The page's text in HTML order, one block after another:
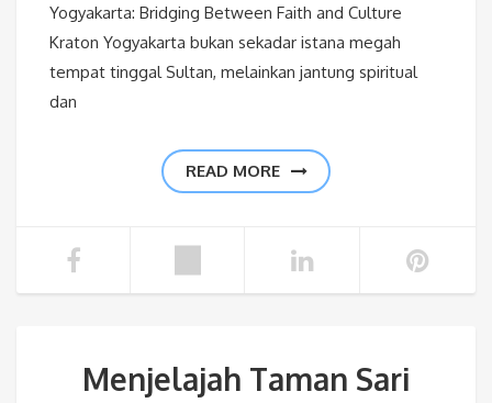
Yogyakarta: Bridging Between Faith and Culture
Kraton Yogyakarta bukan sekadar istana megah
tempat tinggal Sultan, melainkan jantung spiritual
dan
READ MORE
Menjelajah Taman Sari